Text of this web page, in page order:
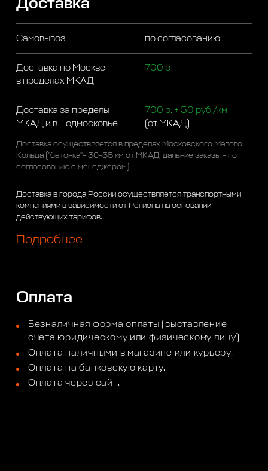
Доставка
Самовывоз по согласованию
Доставка по Москве
в пределах МКАД
700 р
Доставка за пределы
МКАД и в Подмосковье
700 р. + 50 руб./км
(от МКАД)
Доставка осуществляется в пределах Московского Малого
Кольца ("бетонка"- 30-35 км от МКАД, дальние заказы - по
согласованию с менеджером)
Доставка в города России осуществляется транспортными
компаниями в зависимости от Региона на основании
действующих тарифов.
Подробнее
Оплата
Безналичная форма оплаты (выставление
счета юридическому или физическому лицу)
Оплата наличными в магазине или курьеру.
Оплата на банковскую карту.
Оплата через сайт.